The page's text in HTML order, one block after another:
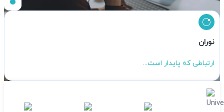
نوران
ارتباطی که پایدار است...